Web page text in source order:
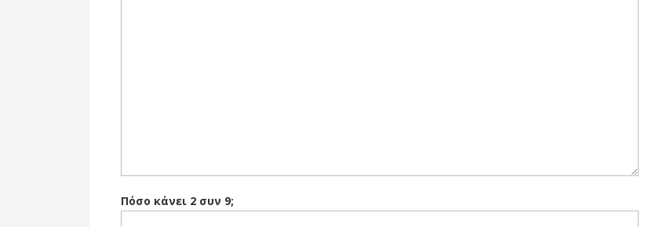
Πόσο κάνει 2 συν 9;